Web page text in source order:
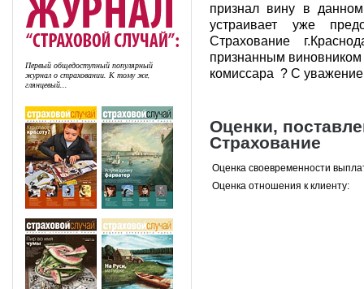
Первый общедоступный популярный
журнал о страховании. К тому же,
глянцевый...
признал вину в
устраивает уже
Страхование
признанным
комиссара ? С
Оценки,
Страхование
Оценка своевременности
Оценка отношения к клиенту: